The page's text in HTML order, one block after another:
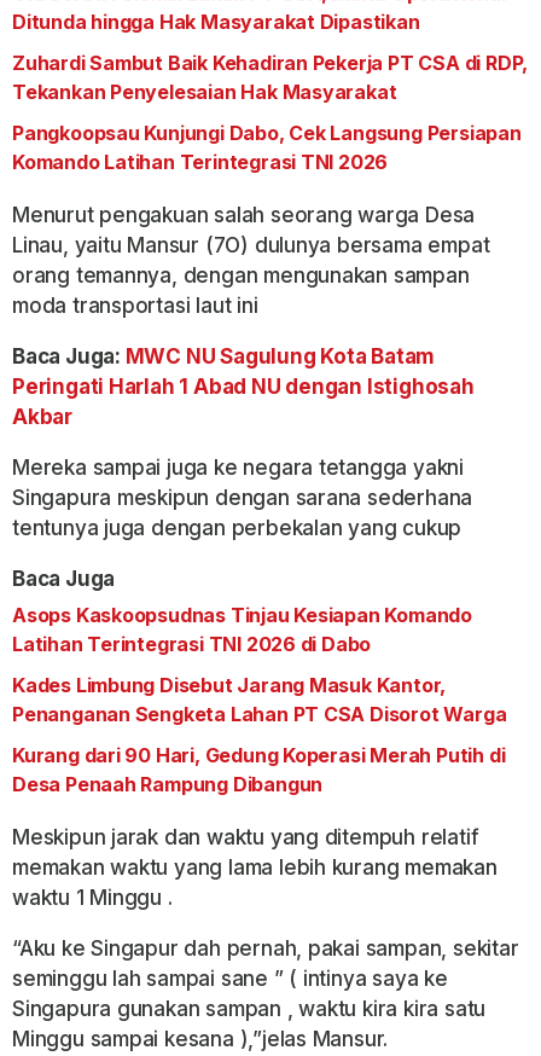
Ditunda hingga Hak Masyarakat Dipastikan
Zuhardi Sambut Baik Kehadiran Pekerja PT CSA di RDP,
Tekankan Penyelesaian Hak Masyarakat
Pangkoopsau Kunjungi Dabo, Cek Langsung Persiapan
Komando Latihan Terintegrasi TNI 2026
Menurut pengakuan salah seorang warga Desa
Linau, yaitu Mansur (7O) dulunya bersama empat
orang temannya, dengan mengunakan sampan
moda transportasi laut ini
Baca Juga: MWC NU Sagulung Kota Batam
Peringati Harlah 1 Abad NU dengan Istighosah
Akbar
Mereka sampai juga ke negara tetangga yakni
Singapura meskipun dengan sarana sederhana
tentunya juga dengan perbekalan yang cukup
Baca Juga
Asops Kaskoopsudnas Tinjau Kesiapan Komando
Latihan Terintegrasi TNI 2026 di Dabo
Kades Limbung Disebut Jarang Masuk Kantor,
Penanganan Sengketa Lahan PT CSA Disorot Warga
Kurang dari 90 Hari, Gedung Koperasi Merah Putih di
Desa Penaah Rampung Dibangun
Meskipun jarak dan waktu yang ditempuh relatif
memakan waktu yang lama lebih kurang memakan
waktu 1 Minggu .
“Aku ke Singapur dah pernah, pakai sampan, sekitar
seminggu lah sampai sane ” ( intinya saya ke
Singapura gunakan sampan , waktu kira kira satu
Minggu sampai kesana ),”jelas Mansur.